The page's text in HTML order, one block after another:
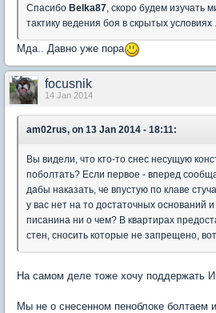
Спасибо Belka87, скоро будем изучать
тактику ведения боя в скрытых условиях .
Мда.. Давно уже пора
focusnik
14 Jan 2014
am02rus, on 13 Jan 2014 - 18:11:
Вы видели, что кто-то снес несущую
поболтать? Если первое - вперед
дабы наказать, че впустую по клаве
у вас нет на то достаточных оснований и
писанина ни о чем? В квартирах
стен, сносить которые не запрещено,
На самом деле тоже хочу поддержать
Мы не о снесенном пеноблоке болтаем